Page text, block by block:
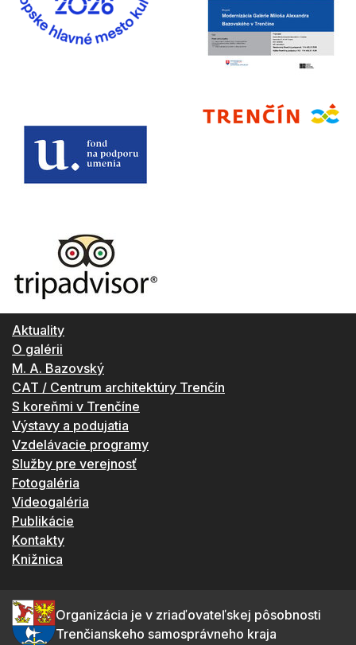
Aktuality
O galérii
M. A. Bazovský
CAT / Centrum architektúry Trenčín
S koreňmi v Trenčíne
Výstavy a podujatia
Vzdelávacie programy
Služby pre verejnosť
Fotogaléria
Videogaléria
Publikácie
Kontakty
Knižnica
Organizácia je v zriaďovateľskej pôsobnosti
Trenčianskeho samosprávneho kraja